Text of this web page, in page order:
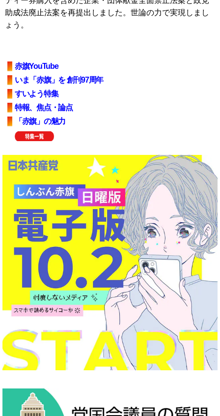
助成法廃止法案を再提出しました。世論の力で実現しまし
ょう。
赤旗YouTube
いま「赤旗」を 創刊97周年
すいよう特集
特報、焦点・論点
「赤旗」の魅力